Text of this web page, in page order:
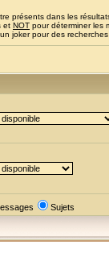
présents dans les
et NOT pour déterminer les
joker pour des
Sujets